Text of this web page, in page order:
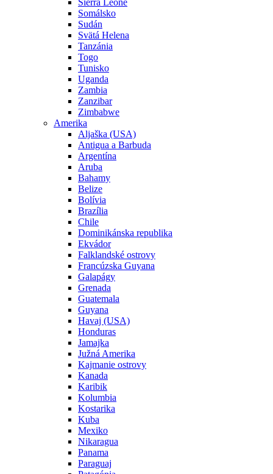
Sierra Leone
Somálsko
Sudán
Svätá Helena
Tanzánia
Togo
Tunisko
Uganda
Zambia
Zanzibar
Zimbabwe
Amerika
Aljaška (USA)
Antigua a Barbuda
Argentína
Aruba
Bahamy
Belize
Bolívia
Brazília
Chile
Dominikánska republika
Ekvádor
Falklandské ostrovy
Francúzska Guyana
Galapágy
Grenada
Guatemala
Guyana
Havaj (USA)
Honduras
Jamajka
Južná Amerika
Kajmanie ostrovy
Kanada
Karibik
Kolumbia
Kostarika
Kuba
Mexiko
Nikaragua
Panama
Paraguaj